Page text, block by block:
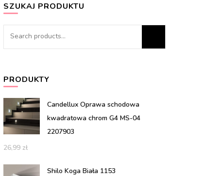
SZUKAJ PRODUKTU
Search
PRODUKTY
Candellux Oprawa schodowa
kwadratowa chrom G4 MS-04
2207903
26,99 zł
Shilo Koga Biała 1153